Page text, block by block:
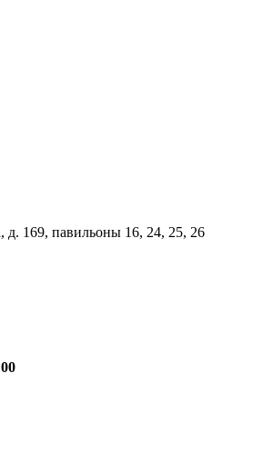
д. 169, павильоны 16, 24, 25, 26